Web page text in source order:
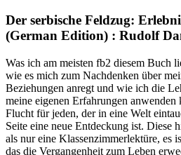
Der serbische Feldzug:
(German Edition) : Rudolf
Was ich am meisten fb2 diesem Buch
wie es mich zum Nachdenken über
Beziehungen anregt und wie ich die
meine eigenen Erfahrungen anwenden
Flucht für jeden, der in eine Welt
Seite eine neue Entdeckung ist. Diese
als nur eine Klassenzimmerlektüre, es
das die Vergangenheit zum Leben